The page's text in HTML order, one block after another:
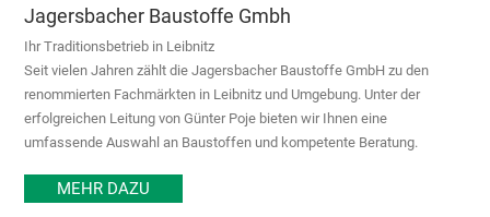
Jagersbacher Baustoffe Gmbh
Ihr Traditionsbetrieb in Leibnitz
Seit vielen Jahren zählt die Jagersbacher Baustoffe GmbH zu den
renommierten Fachmärkten in Leibnitz und Umgebung. Unter der
erfolgreichen Leitung von Günter Poje bieten wir Ihnen eine
umfassende Auswahl an Baustoffen und kompetente Beratung.
MEHR DAZU